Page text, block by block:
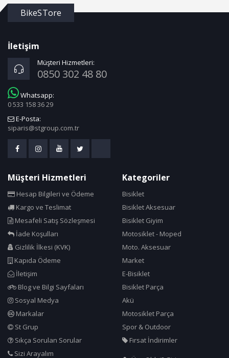
BikeSTore
İletişim
Müşteri Hizmetleri:
0850 302 48 80
Whatsapp:
0 533 158 36 29
E-Posta:
siparis@stgroup.com.tr
Müşteri Hizmetleri
Hesap Bilgileri ve Ödeme
Kargo ve Teslimat
Mesafeli Satış Sözleşmesi
İade Koşulları
Gizlilik İlkesi (KVK)
Kapıda Ödeme
İletişim
Blog ve Bilgi Sayfaları
Sosyal Medya
Markalar
St Grup
Sıkça Sorulan Sorular
Sizi Arayalım
Kategoriler
Bisiklet
Bisiklet Aksesuar
Bisiklet Giyim
Motosiklet - Moped
Moto. Aksesuar
Market
E-Bisiklet
Bisiklet Parça
Akü
Motosiklet Parça
Spor & Outdoor
Fırsat İndirimler